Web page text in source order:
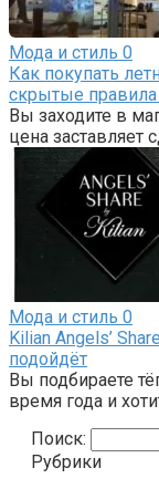
Мода и стиль 0
Как покупать
скрытые
Вы заходите в
цена заставляет
Мода и стиль 0
Kilian Angels’
подойдёт
Вы подбираете
время года и
Поиск:
Рубрики